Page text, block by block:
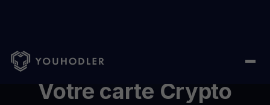
Votre carte Crypto